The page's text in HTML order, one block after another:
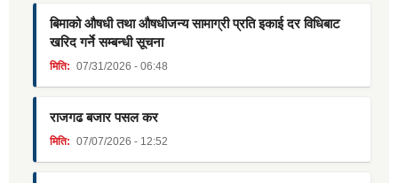
बिमाको औषधी तथा औषधीजन्य सामाग्री प्रति इकाई दर विधिबाट
खरिद गर्ने सम्बन्धी सूचना
मिति: 07/31/2026 - 06:48
राजगढ बजार पसल कर
मिति: 07/07/2026 - 12:52